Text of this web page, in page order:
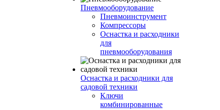
Пневмооборудование
Пневмоинструмент
Компрессоры
Оснастка и расходники
для
пневмооборудования
Оснастка и расходники для
садовой техники
Ключи
комбинированные